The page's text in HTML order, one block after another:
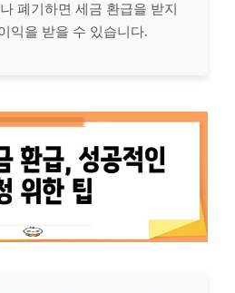
폐기하면 세금 환급을 받지
익을 받을 수 있습니다.